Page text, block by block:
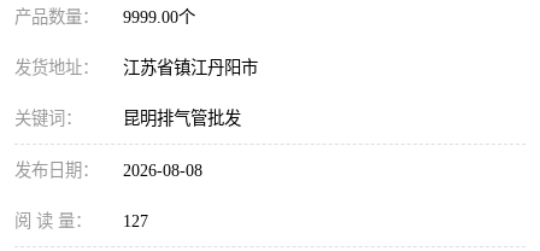
产品数量： 9999.00个
发货地址： 江苏省镇江丹阳市
关键词： 昆明排气管批发
发布日期： 2026-08-08
阅 读 量： 127